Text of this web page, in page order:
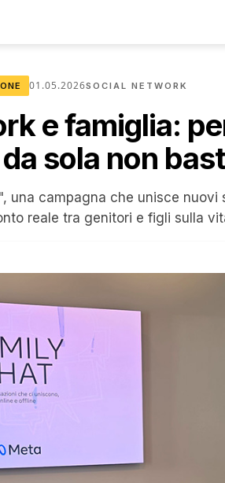
01.05.2026SOCIAL NETWORK
e famiglia:
sola non
una campagna che unisce nuovi
reale tra genitori e figli sulla